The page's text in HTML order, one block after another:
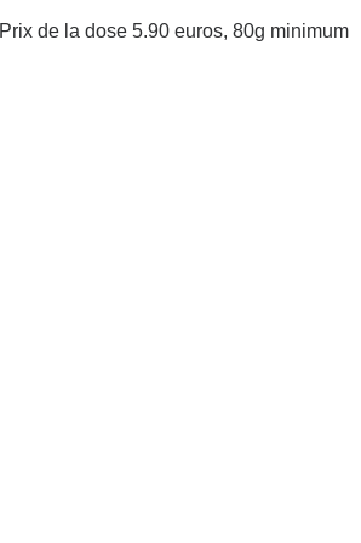
Prix de la dose 5.90 euros, 80g minimum